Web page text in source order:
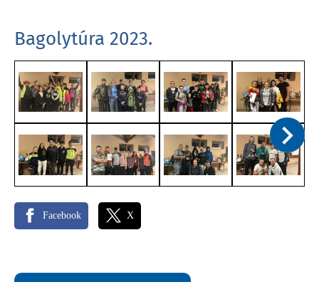
Bagolytúra 2023.
Facebook X